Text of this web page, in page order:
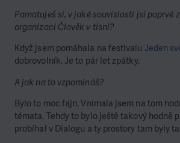
Pamatuješ si, v jaké souvislosti jsi poprvé
organizaci Člověk v tísni?
Když jsem pomáhala na festivalu Jeden
dobrovolník. Je to pár let zpátky.
A jak na to vzpomínáš?
Bylo to moc fajn. Vnímala jsem na tom
témata. Tehdy to bylo ještě takový hodně
probíhal v Dialogu a ty prostory tam byly